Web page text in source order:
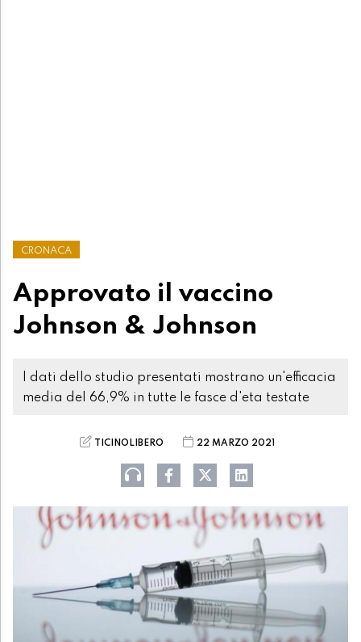
CRONACA
Approvato il vaccino
Johnson & Johnson
I dati dello studio presentati mostrano un'efficacia
media del 66,9% in tutte le fasce d'eta testate
TICINOLIBERO 22 MARZO 2021